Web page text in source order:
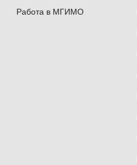
Минобрнауки
2017 — разработка
рекомендаций по
экономического
инициативы
пространство от
Работа в МГИМО